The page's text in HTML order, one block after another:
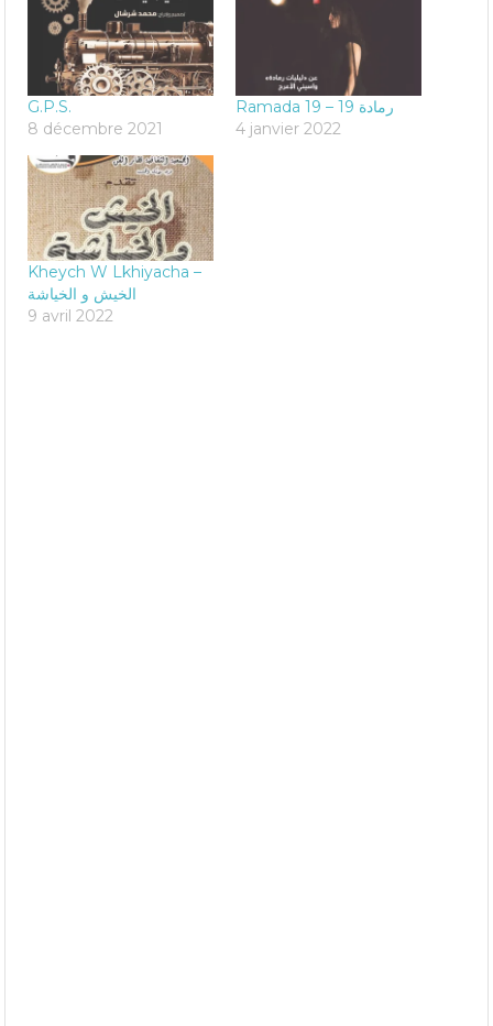
G.P.S.
8 décembre 2021
Ramada 19 – رمادة 19
4 janvier 2022
Kheych W Lkhiyacha –
الخيش و الخياشة
9 avril 2022